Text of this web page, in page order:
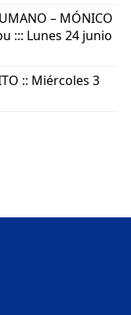
– MÓNICO
::: Lunes 24 junio
:: Miércoles 3